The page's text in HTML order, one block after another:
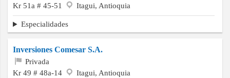
Kr 51a # 45-51
Itagui, Antioquia
Especialidades
Inversiones Comesar S.A.
Privada
Kr 49 # 48a-14
Itagui, Antioquia